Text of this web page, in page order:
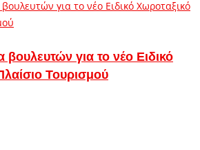
για το νέο Ειδικό
Τουρισμού